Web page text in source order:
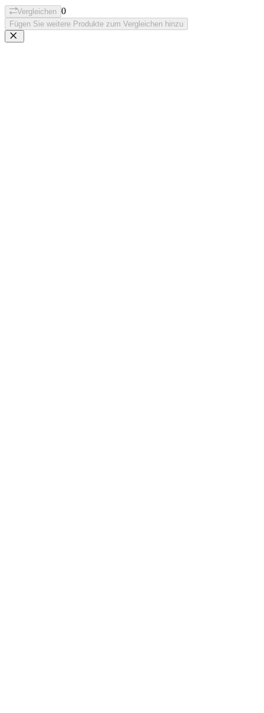
Vergleichen 0
Fügen Sie weitere Produkte zum Vergleichen hinzu